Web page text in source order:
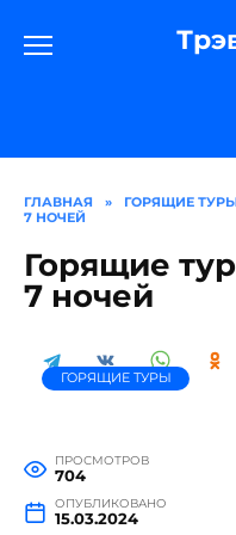
содержанию
ГЛАВНАЯ » ГОРЯЩИЕ
7 НОЧЕЙ
Горящие
7 ночей
ГОРЯЩИЕ ТУРЫ
ПРОСМОТРОВ
704
ОПУБЛИКОВАНО
15.03.2024